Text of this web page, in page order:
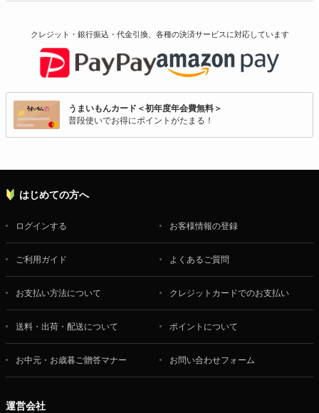
クレジット・銀行振込・代金引換、各種の決済サービスに対応しています
うまいもんカード＜初年度年会費無料＞
普段使いでお得にポイントがたまる！
はじめての方へ
ログインする お客様情報の登録
ご利用ガイド よくあるご質問
お支払い方法について クレジットカードでのお支払い
送料・出荷・配送について ポイントについて
お中元・お歳暮ご贈答マナー お問い合わせフォーム
運営会社